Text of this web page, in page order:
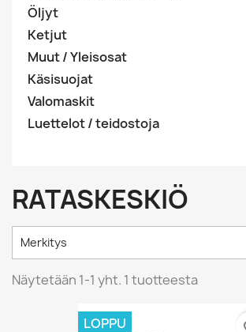
Öljyt
Ketjut
Muut / Yleisosat
Käsisuojat
Valomaskit
Luettelot / teidostoja
RATASKESKIÖ
Merkitys
Näytetään 1-1 yht. 1 tuotteesta
LOPPU